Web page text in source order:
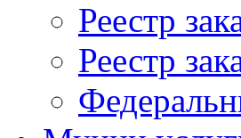
Реестр
Реестр